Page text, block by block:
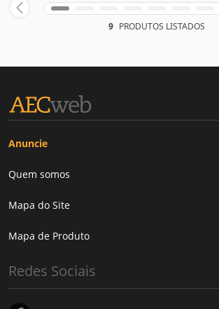
9 PRODUTOS LISTADOS
Anuncie
Quem somos
Mapa do Site
Mapa de Produto
Redes Sociais